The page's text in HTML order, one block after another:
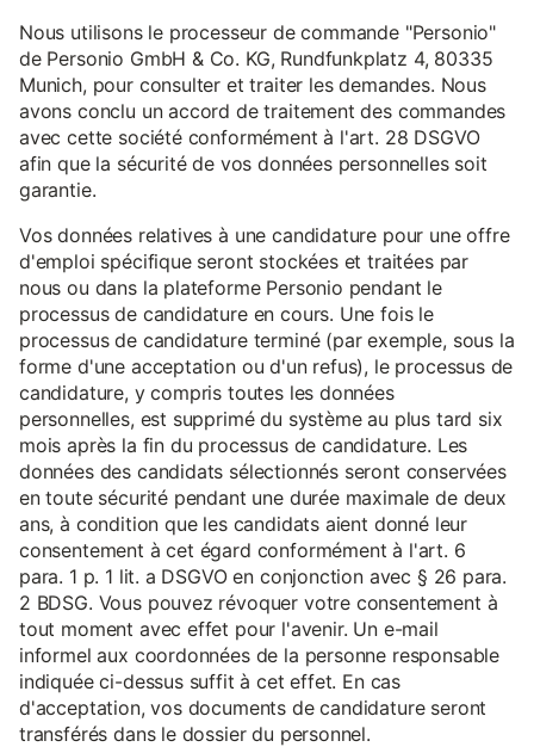
Nous utilisons le processeur de commande "Personio"
de Personio GmbH & Co. KG, Rundfunkplatz 4, 80335
Munich, pour consulter et traiter les demandes. Nous
avons conclu un accord de traitement des commandes
avec cette société conformément à l'art. 28 DSGVO
afin que la sécurité de vos données personnelles soit
garantie.
Vos données relatives à une candidature pour une offre
d'emploi spécifique seront stockées et traitées par
nous ou dans la plateforme Personio pendant le
processus de candidature en cours. Une fois le
processus de candidature terminé (par exemple, sous la
forme d'une acceptation ou d'un refus), le processus de
candidature, y compris toutes les données
personnelles, est supprimé du système au plus tard six
mois après la fin du processus de candidature. Les
données des candidats sélectionnés seront conservées
en toute sécurité pendant une durée maximale de deux
ans, à condition que les candidats aient donné leur
consentement à cet égard conformément à l'art. 6
para. 1 p. 1 lit. a DSGVO en conjonction avec § 26 para.
2 BDSG. Vous pouvez révoquer votre consentement à
tout moment avec effet pour l'avenir. Un e-mail
informel aux coordonnées de la personne responsable
indiquée ci-dessus suffit à cet effet. En cas
d'acceptation, vos documents de candidature seront
transférés dans le dossier du personnel.